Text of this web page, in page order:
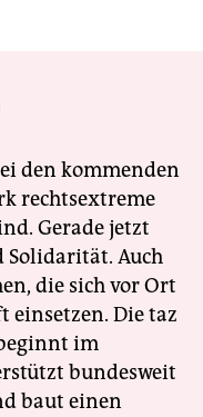
den kommenden
rechtsextreme
Gerade jetzt
Solidarität. Auch
die sich vor Ort
einsetzen. Die taz
im
bundesweit
baut einen